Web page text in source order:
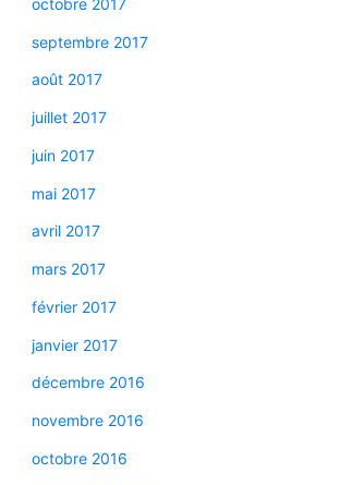
septembre 2017
août 2017
juillet 2017
juin 2017
mai 2017
avril 2017
mars 2017
février 2017
janvier 2017
décembre 2016
novembre 2016
octobre 2016